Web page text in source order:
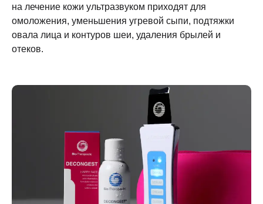
на лечение кожи ультразвуком приходят для
омоложения, уменьшения угревой сыпи, подтяжки
овала лица и контуров шеи, удаления брылей и
отеков.